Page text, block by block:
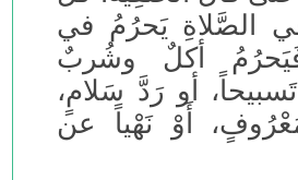
الصَّلاةِ يَحرُمُ في
فَيَحرُمُ أكلٌ وشُربٌ
أو رَدَّ سَلامٍ،
أَوْ نَهْياً عن